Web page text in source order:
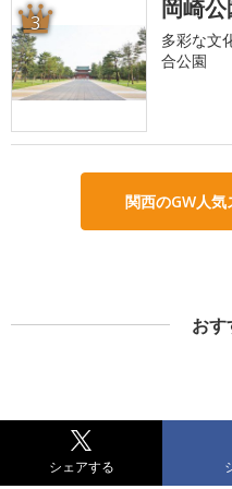
3 岡崎
多彩な文
合公園
関西のGW人
おす
シェアする